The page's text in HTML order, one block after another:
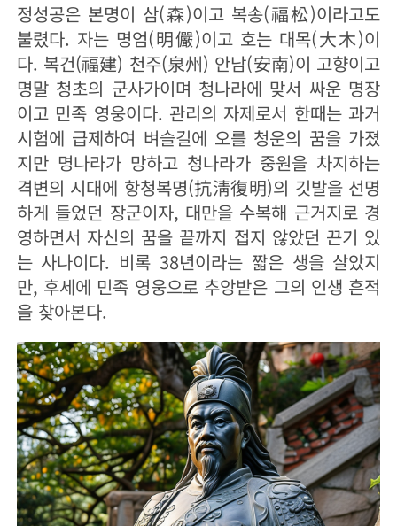
정성공은 본명이 삼(森)이고 복송(福松)이라고도
불렸다. 자는 명엄(明儼)이고 호는 대목(大木)이
다. 복건(福建) 천주(泉州) 안남(安南)이 고향이고
명말 청초의 군사가이며 청나라에 맞서 싸운 명장
이고 민족 영웅이다. 관리의 자제로서 한때는 과거
시험에 급제하여 벼슬길에 오를 청운의 꿈을 가졌
지만 명나라가 망하고 청나라가 중원을 차지하는
격변의 시대에 항청복명(抗淸復明)의 깃발을 선명
하게 들었던 장군이자, 대만을 수복해 근거지로 경
영하면서 자신의 꿈을 끝까지 접지 않았던 끈기 있
는 사나이다. 비록 38년이라는 짧은 생을 살았지
만, 후세에 민족 영웅으로 추앙받은 그의 인생 흔적
을 찾아본다.